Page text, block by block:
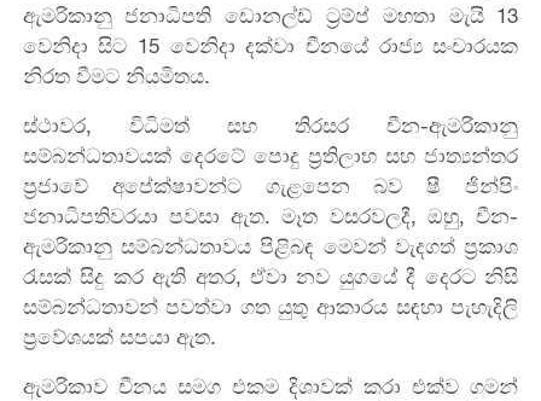
ඇමරිකානු ජනාධිපති ඩොනල්ඩ් ට්‍රම්ප් මහතා මැයි 13
වෙනිදා සිට 15 වෙනිදා දක්වා චීනයේ රාජ්‍ය සංචාරයක
නිරත වීමට නියමිතය.
ස්ථාවර, විධිමත් සහ තිරසර චීන-ඇමරිකානු
සම්බන්ධතාවයක් දෙරටේ පොදු ප්‍රතිලාභ සහ ජාත්‍යන්තර
ප්‍රජාවේ අපේක්ෂාවන්ට ගැළපෙන බව ෂී ජින්පිං
ජනාධිපතිවරයා පවසා ඇත. මෑත වසරවලදී, ඔහු, චීන-
ඇමරිකානු සම්බන්ධතාවය පිළිබඳ මෙවන් වැදගත් ප්‍රකාශ
රැසක් සිදු කර ඇති අතර, ඒවා නව යුගයේ දී දෙරට නිසි
සම්බන්ධතාවන් පවත්වා ගත යුතු ආකාරය සඳහා පැහැදිලි
ප්‍රවේශයක් සපයා ඇත.
ඇමරිකාව චීනය සමග එකම දිශාවක් කරා එක්ව ගමන්